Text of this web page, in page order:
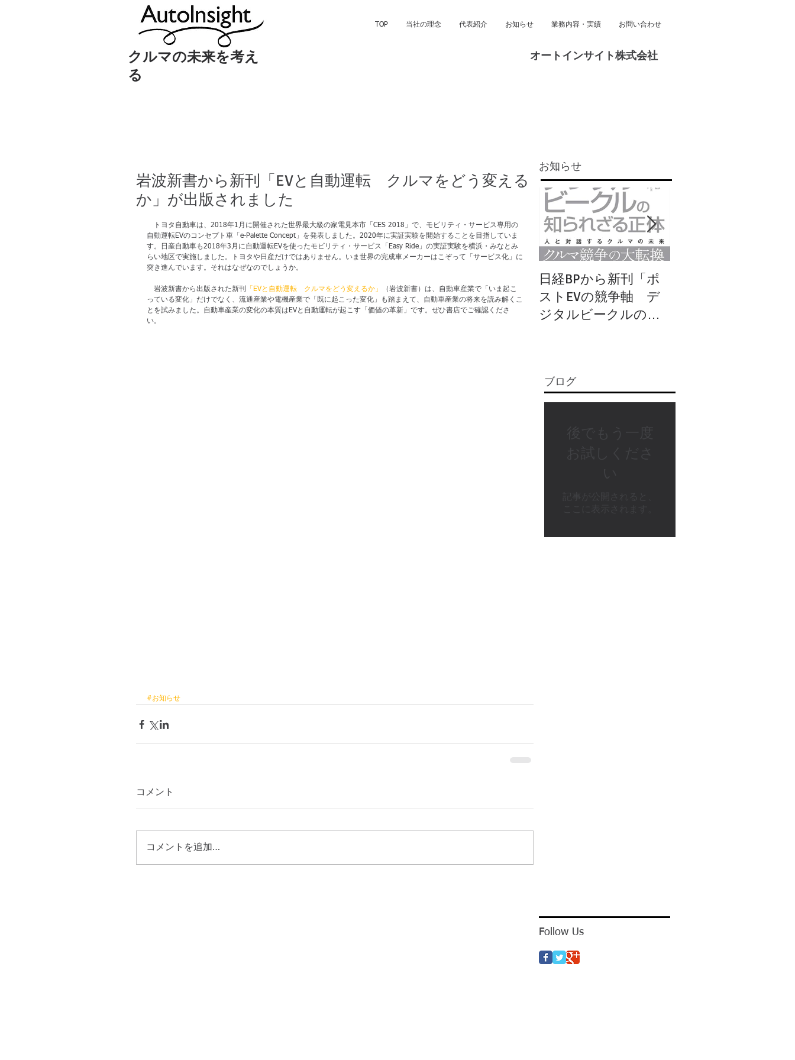
クルマの未来を考え
る
TOP 当社の理念 代表紹介 お知らせ 業務内容・実績 お問い合わせ
オートインサイト株式会社
岩波新書から新刊「EVと自動運転 クルマをどう変える
か」が出版されました
トヨタ自動車は、2018年1月に開催された世界最大級の家電見本市「CES 2018」で、モビリティ・サービス専用の
自動運転EVのコンセプト車「e-Palette Concept」を発表しました。2020年に実証実験を開始することを目指していま
す。日産自動車も2018年3月に自動運転EVを使ったモビリティ・サービス「Easy Ride」の実証実験を横浜・みなとみ
らい地区で実施しました。トヨタや日産だけではありません。いま世界の完成車メーカーはこぞって「サービス化」に
突き進んでいます。それはなぜなのでしょうか。
岩波新書から出版された新刊 「EVと自動運転　クルマをどう変えるか」
（岩波新書）は、自動車産業で「いま起こ
っている変化」だけでなく、流通産業や電機産業で「既に起こった変化」も踏まえて、自動車産業の将来を読み解くこ
とを試みました。自動車産業の変化の本質はEVと自動運転が起こす「価値の革新」です。ぜひ書店でご確認くださ
い。
#お知らせ
コメント
コメントを追加…
お知らせ
日経BPから新刊「ポ
ストEVの競争軸 デ
ジタルビークルの知
ブログ
Follow Us